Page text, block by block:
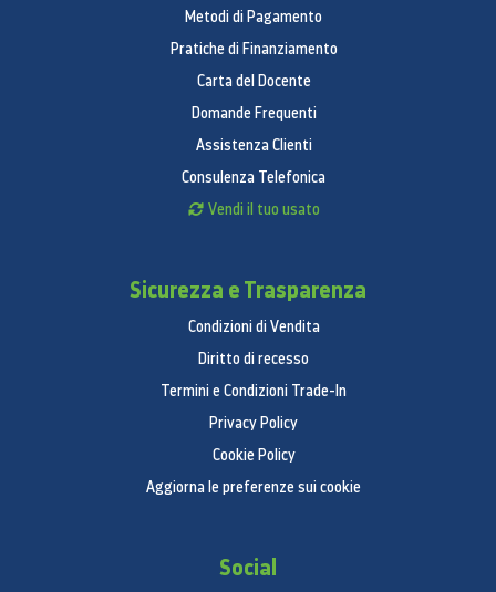
Metodi di Pagamento
Pratiche di Finanziamento
Carta del Docente
Domande Frequenti
Assistenza Clienti
Consulenza Telefonica
Vendi il tuo usato
Sicurezza e Trasparenza
Condizioni di Vendita
Diritto di recesso
Termini e Condizioni Trade-In
Privacy Policy
Cookie Policy
Aggiorna le preferenze sui cookie
Social